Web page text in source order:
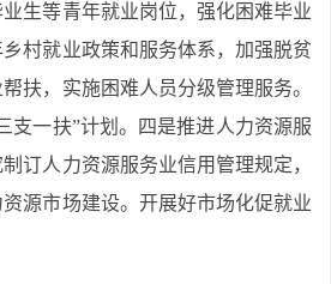
生等青年就业岗位，强化困难毕业
村就业政策和服务体系，加强脱贫
扶，实施困难人员分级管理服务。
支一扶”计划。
四是推进人力资源服
订人力资源服务业信用管理规定，
源市场建设。开展好市场化促就业